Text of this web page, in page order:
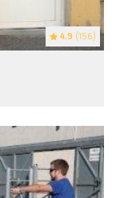
4.9 (156)